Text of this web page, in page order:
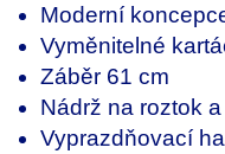
Moderní
Vyměnitelné
Záběr 61 cm
Nádrž na roztok
Vyprazdňovací